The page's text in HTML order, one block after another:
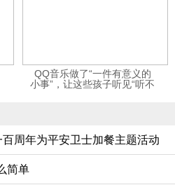
QQ音乐做了“一件有意义的
小事”，让这些孩子听见“听不
百周年为平安卫士加餐主题活动
简单